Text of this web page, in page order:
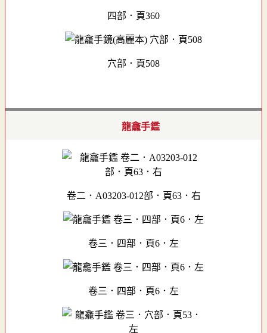
四部．頁360
穴部．頁508
龍龕手鑑
卷二．A03203-012部．頁63．右
卷三．四部．頁6．左
卷三．四部．頁6．左